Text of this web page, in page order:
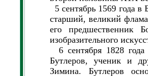
5 сентябрь 1569 года в
старший, великий
его предшественник
изобразительного
6 сентября 1828 года
Бутлеров, ученик и
Зимина. Бутлеров